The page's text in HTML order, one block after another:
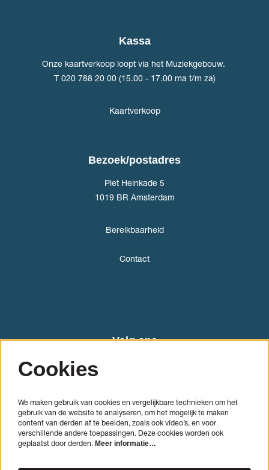
Kassa
Onze kaartverkoop loopt via het Muziekgebouw.
T 020 788 20 00 (15.00 - 17.00 ma t/m za)
Kaartverkoop
Bezoek/postadres
Piet Heinkade 5
1019 BR Amsterdam
Bereikbaarheid
Contact
Volg ons
Cookies
We maken gebruik van cookies en vergelijkbare technieken om het
gebruik van de website te analyseren, om het mogelijk te maken
content van derden af te beelden, zoals ook video’s, en voor
verschillende andere toepassingen. Deze cookies worden ook
geplaatst door derden. Meer informatie…